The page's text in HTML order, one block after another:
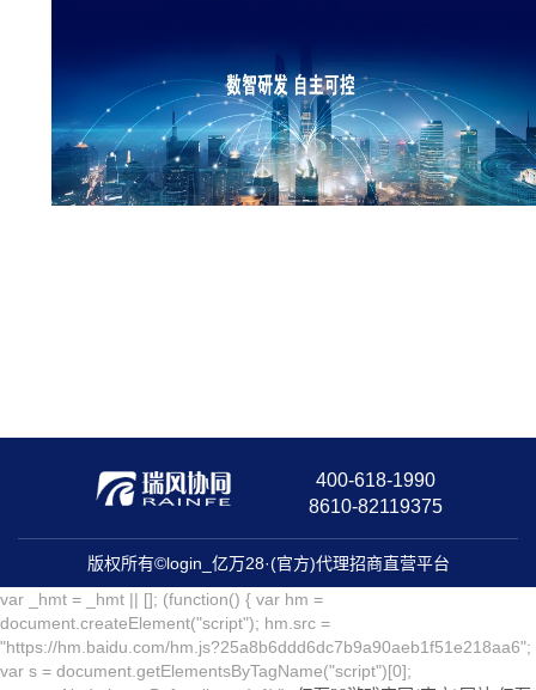
400-618-1990
8610-82119375
版权所有©login_亿万28·(官方)代理招商直营平台
var _hmt = _hmt || []; (function() { var hm =
document.createElement("script"); hm.src =
"https://hm.baidu.com/hm.js?25a8b6ddd6dc7b9a90aeb1f51e218aa6";
var s = document.getElementsByTagName("script")[0];